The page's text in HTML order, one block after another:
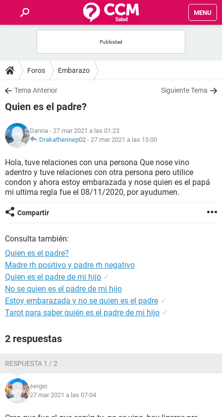
MENU
FOROS
SALUD
FAMILIA
NUTRICIÓN
BIENESTAR
SEXUALIDAD
GLOSARIO
Foros Embarazo
Tema Anterior Siguiente Tema
Quien es el padre?
Danna - 27 mar 2021 a las 01:23
Drakatherinep02 - 27 mar 2021 a las 15:00
Hola, tuve relaciones con una persona Que nose vino
adentro y tuve relaciones con otra persona pero utilice
condon y ahora estoy embarazada y nose quien es el papá
mi ultima regla fue el 08/11/2020, por ayudumen.
Compartir
Consulta también:
Quien es el padre?
Madre rh positivo y padre rh negativo
Quien es el padre de mi hijo ✓
No se quien es el padre de mi hijo
Estoy embarazada y no se quien es el padre ✓
Tarot para saber quién es el padre de mi hijo ✓
2 respuestas
RESPUESTA 1 / 2
sergio
27 mar 2021 a las 07:04